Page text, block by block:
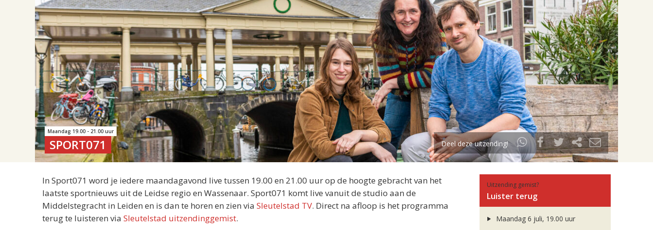
19.00 20.00
Inklappen
Maandag 19.00 - 21.00 uur
SPORT071 Deel deze uitzending!
In Sport071 word je iedere maandagavond live tussen 19.00 en 21.00 uur op de hoogte gebracht van het
laatste sportnieuws uit de Leidse regio en Wassenaar. Sport071 komt live vanuit de studio aan de
Middelstegracht in Leiden en is dan te horen en zien via Sleutelstad TV. Direct na afloop is het programma
terug te luisteren via Sleutelstad uitzendinggemist.
Uitzending gemist?
Luister terug
Maandag 6 juli, 19.00 uur